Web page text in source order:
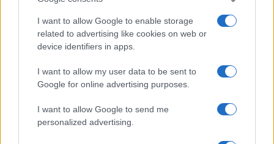
I want to allow Google to enable storage
related to advertising like cookies on web or
device identifiers in apps.
I want to allow my user data to be sent to
Google for online advertising purposes.
I want to allow Google to send me
personalized advertising.
Tre milioni di euro dalla Provincia Gallura per
nuove aule nelle scuole di Olbia
Incidente sulla provinciale 125, paura tra Olbia e
Arzachena
Incidente sulla strada provinciale ad Arzachena,